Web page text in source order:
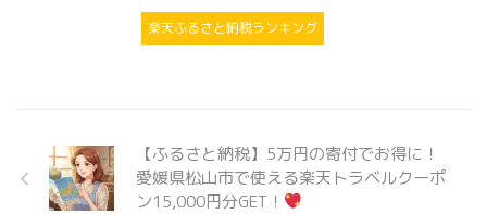
楽天ふるさと納税ランキング
【ふるさと納税】5万円の寄付でお得に！
愛媛県松山市で使える楽天トラベルクーポ
ン15,000円分GET！